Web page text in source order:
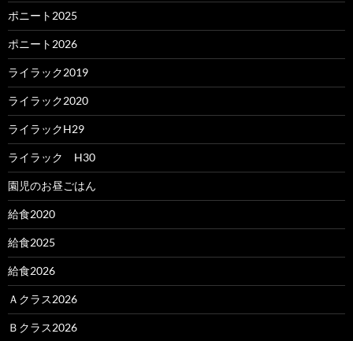
ポニート2025
ポニート2026
ライラック2019
ライラック2020
ライラックH29
ライラック H30
園児のお昼ごはん
給食2020
給食2025
給食2026
Ａクラス2026
Ｂクラス2026